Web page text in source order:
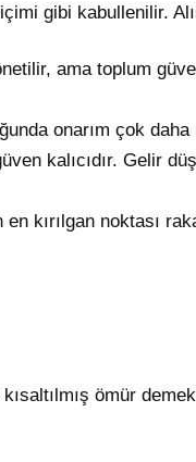
gibi kabullenilir.
ama toplum
onarım çok
kalıcıdır. Gelir
kırılgan noktası
ömür